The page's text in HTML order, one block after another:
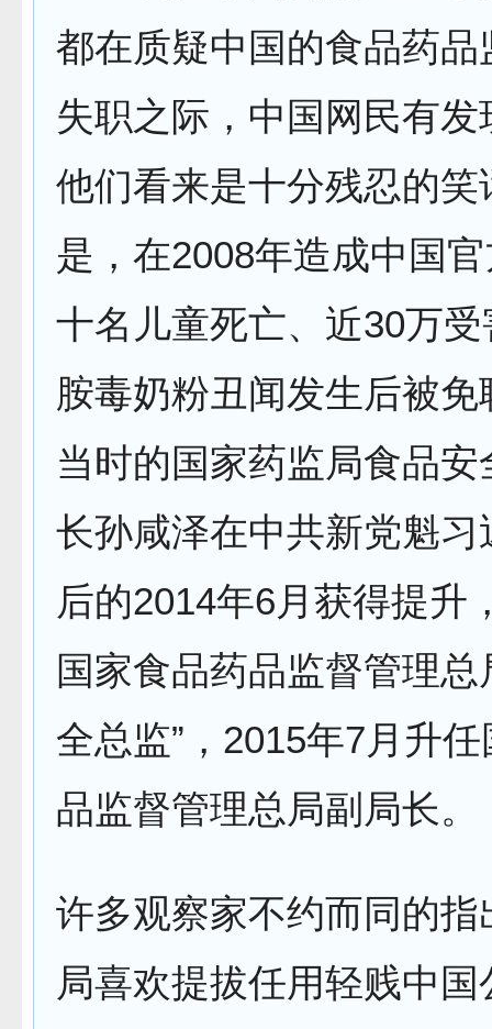
都在质疑中国的食品药品
失职之际，中国网民有发
他们看来是十分残忍的笑
是，在2008年造成中国
十名儿童死亡、近30万
胺毒奶粉丑闻发生后被
当时的国家药监局食品
长孙咸泽在中共新党魁习
后的2014年6月获得提升
国家食品药品监督管理总
全总监”，2015年7月升
品监督管理总局副局长。
许多观察家不约而同的指
局喜欢提拔任用轻贱中